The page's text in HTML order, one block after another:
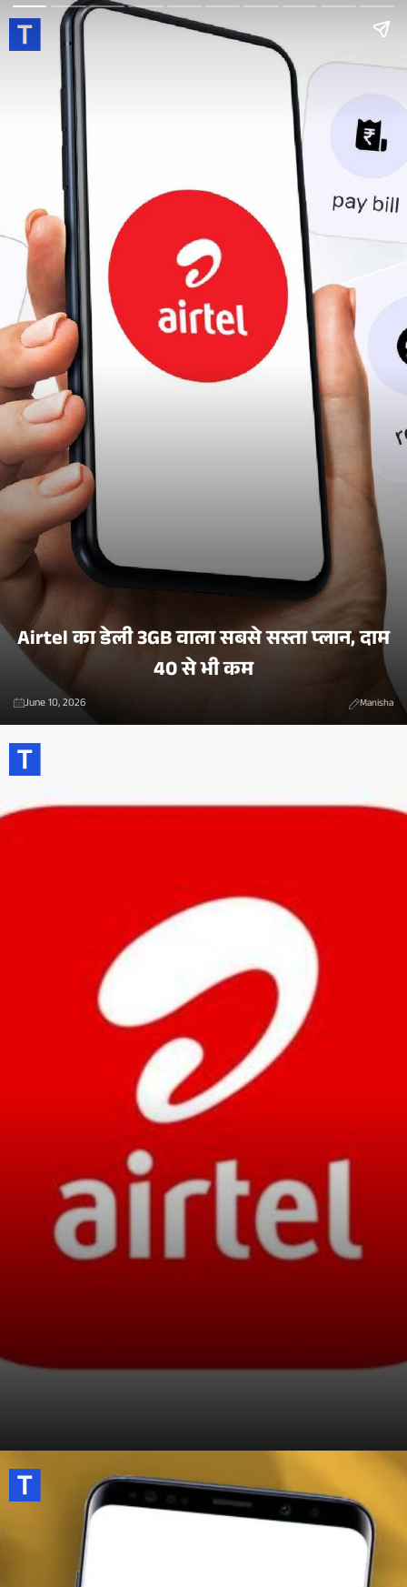
Airtel का डेली 3GB वाला सबसे सस्ता प्लान, दाम
40 से भी कम
June 10, 2026 Manisha
Airtel कंपनी वैसे महंगे प्लान्स के लिए जानी जाती